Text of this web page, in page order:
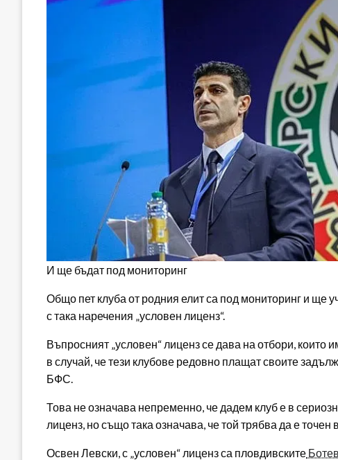
И ще бъдат под мониторинг
Общо пет клуба от родния елит са под мониторинг и ще
с така наречения „условен лиценз“.
Въпросният „условен“ лиценз се дава на отбори,
в случай, че тези клубове редовно плащат своите
БФС.
Това не означава непременно, че дадем клуб е в
лиценз, но също така означава, че той трябва да е
Освен Левски, с „условен“ лиценз са пловдивските